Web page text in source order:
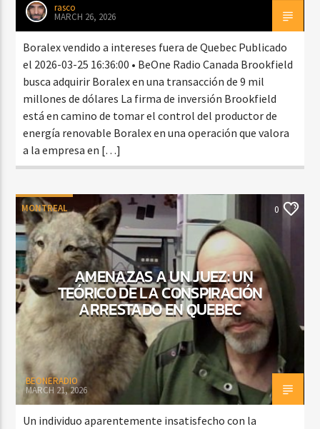
Beone Radio
rasco
MARCH 26, 2026
Boralex vendido a intereses fuera de Quebec Publicado
el 2026-03-25 16:36:00 • BeOne Radio Canada Brookfield
busca adquirir Boralex en una transacción de 9 mil
millones de dólares La firma de inversión Brookfield
está en camino de tomar el control del productor de
energía renovable Boralex en una operación que valora
a la empresa en […]
MONTREAL 0
AMENAZAS A UN JUEZ: UN
TEÓRICO DE LA CONSPIRACIÓN
ARRESTADO EN QUEBEC
BEONERADIO
MARCH 21, 2026
Un individuo aparentemente insatisfecho con la